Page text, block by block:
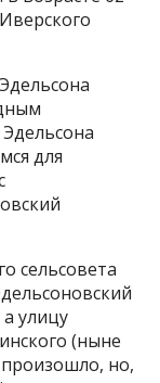
для
сельсовета
улицу
(ныне
но,